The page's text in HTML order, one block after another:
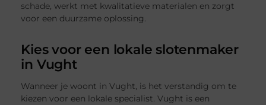
schade, werkt met kwalitatieve materialen en zorgt
voor een duurzame oplossing.
Kies voor een lokale slotenmaker
in Vught
Wanneer je woont in Vught, is het verstandig om te
kiezen voor een lokale specialist. Vught is een